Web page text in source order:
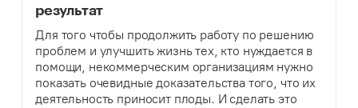
результат
Для того чтобы продолжить работу по решению
проблем и улучшить жизнь тех, кто нуждается в
помощи, некоммерческим организациям нужно
показать очевидные доказательства того, что их
деятельность приносит плоды. И сделать это